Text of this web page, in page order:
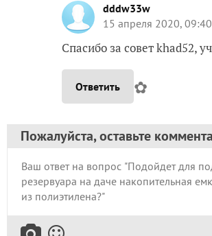
dddw33w
15 апреля 2020, 09:40
Спасибо за совет khad52,
Ответить ✿
Пожалуйста, оставьте